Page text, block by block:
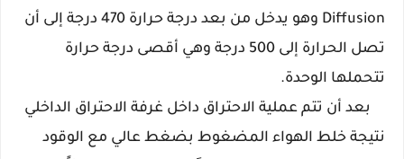
Diffusion وهو يدخل من بعد درجة حرارة 470 درجة إلى أن
تصل الحرارة إلى 500 درجة وهي أقصى درجة حرارة
تتحملها الوحدة.
بعد أن تتم عملية الاحتراق داخل غرفة الاحتراق الداخلي
نتيجة خلط الهواء المضغوط بضغط عالي مع الوقود